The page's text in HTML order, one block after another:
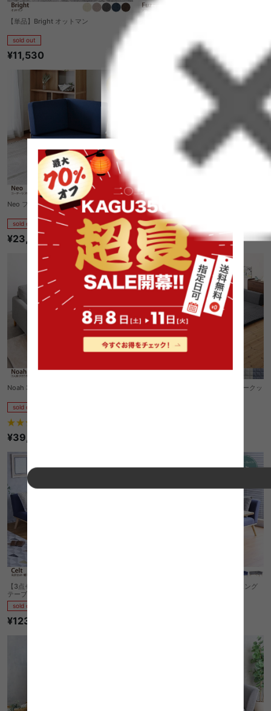
【単品】Bright オットマン
sold out
¥11,530
Neo フレキシブルソファ コーナー
sold out
¥23,140
Neo フレキシブルソファ 1P
sold out
¥20,680
Noah 3人掛けカウチソファ
sold out
¥39,999
【190cm×240cm】Dormir コーナークッ
【3点セット】Celt 幅120cmダイニング
テーブル+ソファ+ベンチ
sold out
¥123,350
【2点セット】Celt 幅120cmダイニング